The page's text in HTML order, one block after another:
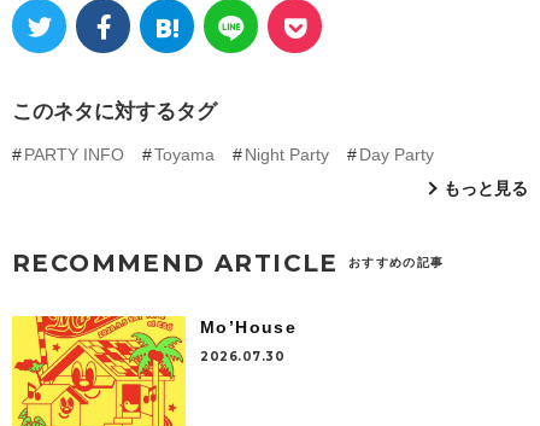
このネタに対するタグ
PARTY INFO Toyama Night Party
Day Party
もっと見る
RECOMMEND ARTICLE おすすめの記事
Mo’House
2026.07.30